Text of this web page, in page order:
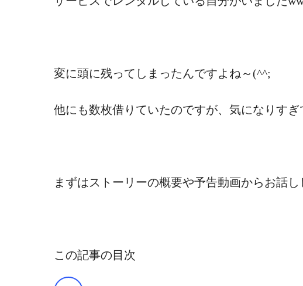
変に頭に残ってしまったんですよね～(^^;
他にも数枚借りていたのですが、気になりすぎ
まずはストーリーの概要や予告動画からお話し
この記事の目次